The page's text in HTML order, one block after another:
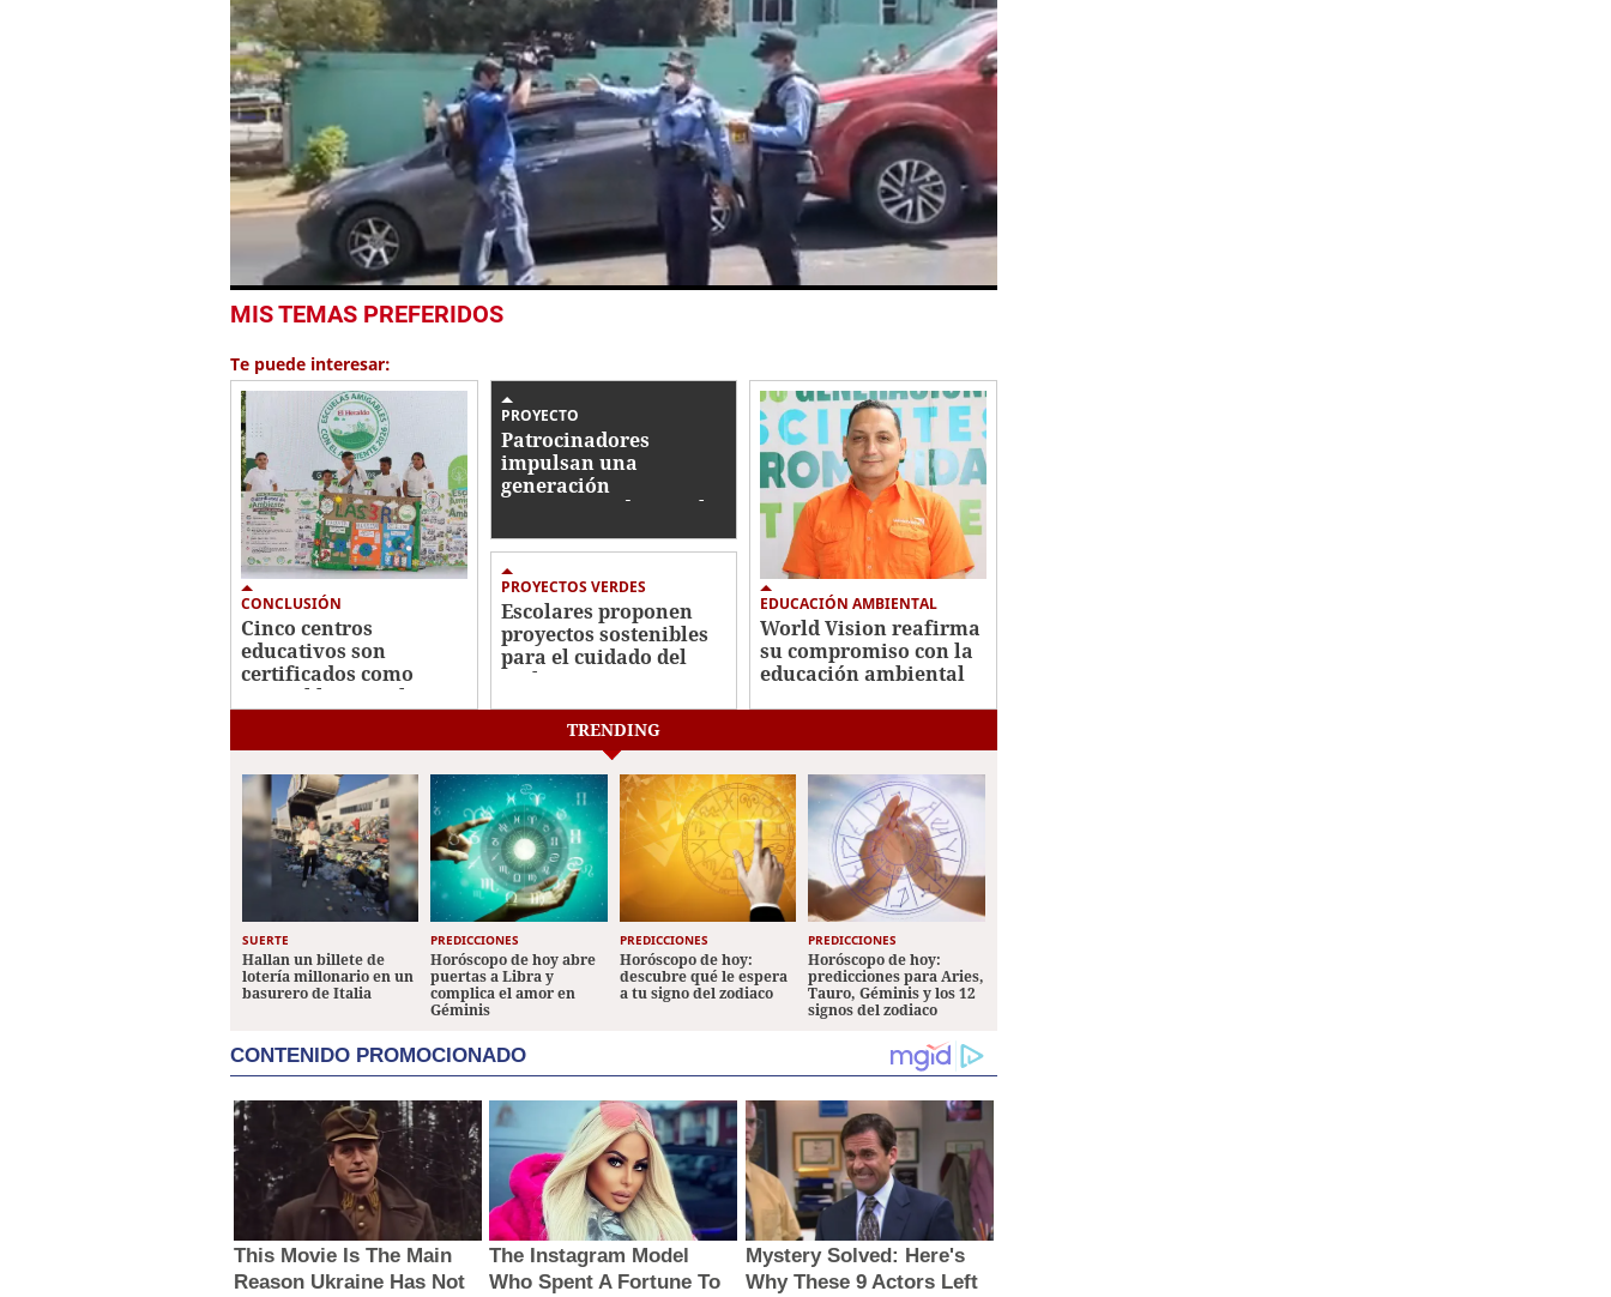
seconds
52
secondsVolume
0%
MIS TEMAS PREFERIDOS
Te puede interesar:
CONCLUSIÓN
Cinco centros
educativos son
certificados como
Amigables con el
PROYECTO
Patrocinadores
impulsan una
generación
comprometida con el
PROYECTOS VERDES
Escolares proponen
proyectos sostenibles
para el cuidado del
ambiente
EDUCACIÓN AMBIENTAL
World Vision reafirma
su compromiso con la
educación ambiental
TRENDING
SUERTE
Hallan un billete de
lotería millonario en un
basurero de Italia
PREDICCIONES
Horóscopo de hoy abre
puertas a Libra y
complica el amor en
Géminis
PREDICCIONES
Horóscopo de hoy:
descubre qué le espera
a tu signo del zodiaco
PREDICCIONES
Horóscopo de hoy:
predicciones para Aries,
Tauro, Géminis y los 12
signos del zodiaco
CONTENIDO PROMOCIONADO
This Movie Is The Main
Reason Ukraine Has Not
The Instagram Model
Who Spent A Fortune To
Mystery Solved: Here's
Why These 9 Actors Left